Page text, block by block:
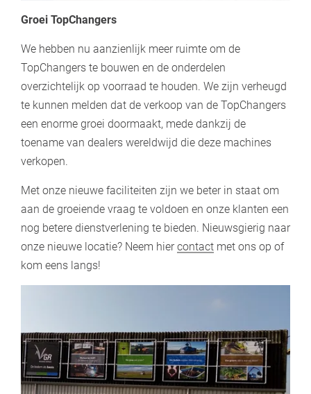
Groei TopChangers
We hebben nu aanzienlijk meer ruimte om de
TopChangers te bouwen en de onderdelen
overzichtelijk op voorraad te houden. We zijn verheugd
te kunnen melden dat de verkoop van de TopChangers
een enorme groei doormaakt, mede dankzij de
toename van dealers wereldwijd die deze machines
verkopen.
Met onze nieuwe faciliteiten zijn we beter in staat om
aan de groeiende vraag te voldoen en onze klanten een
nog betere dienstverlening te bieden. Nieuwsgierig naar
onze nieuwe locatie? Neem hiercontact met ons op of
kom eens langs!